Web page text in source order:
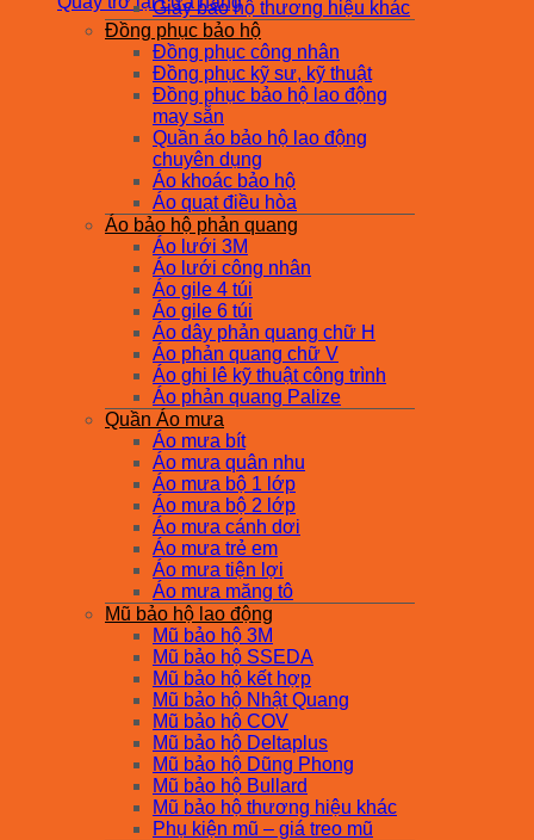
Giày bảo hộ thương hiệu khác
Đồng phục bảo hộ
Đồng phục công nhân
Đồng phục kỹ sư, kỹ thuật
Đồng phục bảo hộ lao động
may sẵn
Quần áo bảo hộ lao động
chuyên dụng
Áo khoác bảo hộ
Áo quạt điều hòa
Áo bảo hộ phản quang
Áo lưới 3M
Áo lưới công nhân
Áo gile 4 túi
Áo gile 6 túi
Áo dây phản quang chữ H
Áo phản quang chữ V
Áo ghi lê kỹ thuật công trình
Áo phản quang Palize
Quần Áo mưa
Áo mưa bít
Áo mưa quân nhu
Áo mưa bộ 1 lớp
Áo mưa bộ 2 lớp
Áo mưa cánh dơi
Áo mưa trẻ em
Áo mưa tiện lợi
Áo mưa măng tô
Mũ bảo hộ lao động
Mũ bảo hộ 3M
Mũ bảo hộ SSEDA
Mũ bảo hộ kết hợp
Mũ bảo hộ Nhật Quang
Mũ bảo hộ COV
Mũ bảo hộ Deltaplus
Mũ bảo hộ Dũng Phong
Mũ bảo hộ Bullard
Mũ bảo hộ thương hiệu khác
Phụ kiện mũ – giá treo mũ